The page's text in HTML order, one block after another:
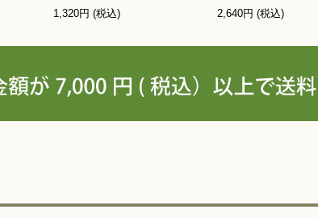
1,320円 (税込)
2,640円 (税込)